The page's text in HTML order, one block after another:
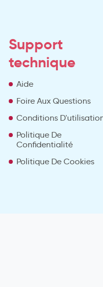
Support
technique
Aide
Foire Aux Questions
Conditions
Politique De
Confidentialité
Politique De Cookies